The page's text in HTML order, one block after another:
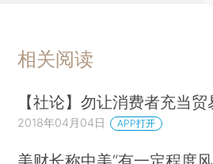
相关阅读
【社论】勿让消费者充当
2018年04月04日 APP打开